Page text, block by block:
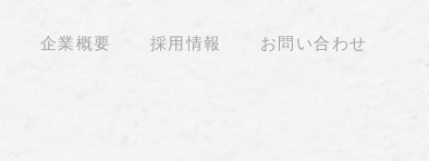
企業概要 採用情報 お問い合わせ